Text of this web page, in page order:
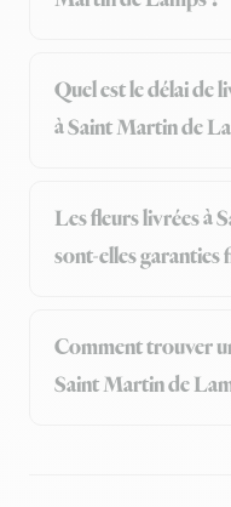
Quel est le délai de
à Saint Martin de
Les fleurs livrées à
sont-elles garanties
Comment trouver
Saint Martin de